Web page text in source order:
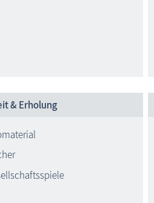
& Erholung